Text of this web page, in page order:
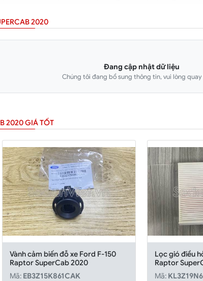
2020
Đang cập nhật dữ liệu
Chúng tôi đang bổ sung thông tin, vui lòng quay
2020 GIÁ TỐT
Vành cảm biến đỗ xe Ford F-150
Raptor SuperCab 2020
Mã: EB3Z15K861CAK
Lọc gió điều
Raptor
Mã: